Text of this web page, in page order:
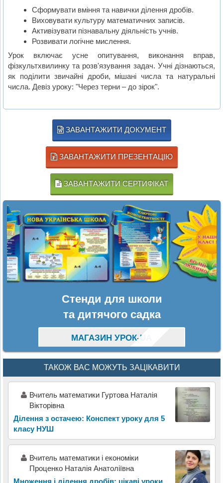
Сформувати вміння та навички ділення дробів.
Виховувати культуру математичних записів.
Активізувати пізнавальну діяльність учнів.
Розвивати логічне мислення.
Урок включає усне опитування, виконання вправ,
фізкультхвилинку та розв'язування задач. Учні дізнаються,
як поділити звичайні дроби, мішані числа та натуральні
числа. Девіз уроку: "Через терни – до зірок".
ЗАВАНТАЖИТИ ДОКУМЕНТ
ЗАВАНТАЖИТИ ПРЕЗЕНТАЦІЮ
ЗАВАНТАЖИТИ СЕРТИФІКАТ
Стенди для школи
та дитячого садка
МАГАЗИН УРОК-UA
ТАКОЖ ВАС МОЖУТЬ ЗАЦІКАВИТИ
Вчитель математики Гуртова Наталія
Вікторівна
Ділення з остачею: Конспект уроку для 5
класу НУШ
Вчитель математики і економіки
Проценко Наталія Анатоліївна
Множення і ділення дробів: цікаві уроки